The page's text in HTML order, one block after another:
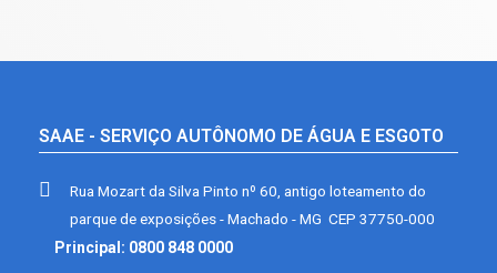
SAAE - SERVIÇO AUTÔNOMO DE ÁGUA E ESGOTO
Rua Mozart da Silva Pinto nº 60, antigo loteamento do
parque de exposições - Machado - MG CEP 37750-000
Principal: 0800 848 0000